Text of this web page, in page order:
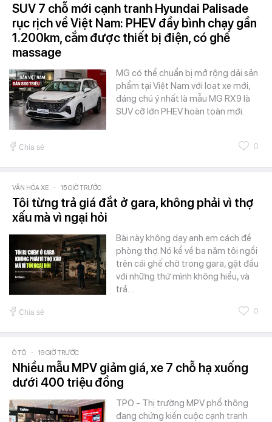
SUV 7 chỗ mới cạnh tranh Hyundai Palisade
rục rịch về Việt Nam: PHEV đầy bình chạy gần
1.200km, cắm được thiết bị điện, có ghế
massage
MG có thể chuẩn bị mở rộng dải sản
phẩm tại Việt Nam với loạt xe mới,
đáng chú ý nhất là mẫu MG RX9 là
SUV cỡ lớn PHEV hoàn toàn mới.
Chia sẻ 0
VĂN HÓA XE - 15 GIỜ TRƯỚC
Tôi từng trả giá đắt ở gara, không phải vì thợ
xấu mà vì ngại hỏi
Bài này không dạy anh em cách đề
phòng thợ. Nó kể về ba năm tôi ngồi
trên cái ghế chờ trong gara, gật đầu
với những thứ mình không hiểu, và
trả…
Chia sẻ 0
Ô TÔ - 19 GIỜ TRƯỚC
Nhiều mẫu MPV giảm giá, xe 7 chỗ hạ xuống
dưới 400 triệu đồng
TPO - Thị trường MPV phổ thông
đang chứng kiến cuộc cạnh tranh